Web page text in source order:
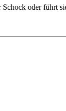
Schock oder führt